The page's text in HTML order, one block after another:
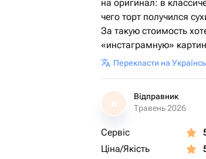
на оригинал: в
чего торт получился
За такую стоимость
«инстаграмную»
Перекласти на
В
Відправник
Травень 2026
Сервіс
Ціна/Якість